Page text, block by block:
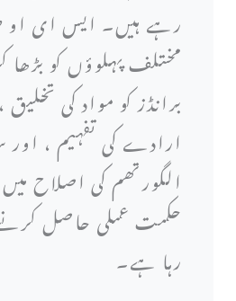
رہے ہیں۔ ایس ای
مختلف پہلوؤں کو
برانڈز کو مواد کی
ارادے کی تفہیم ،
الگورتھم کی اصلاح
حکمت عملی حاصل
رہا ہے۔